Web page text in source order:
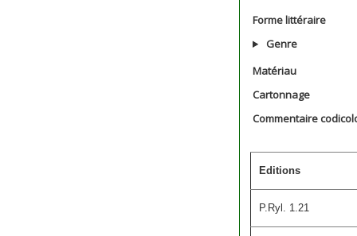
Forme littéraire
Genre
Matériau
Cartonnage
Commentaire
Editions
P.Ryl. 1.21